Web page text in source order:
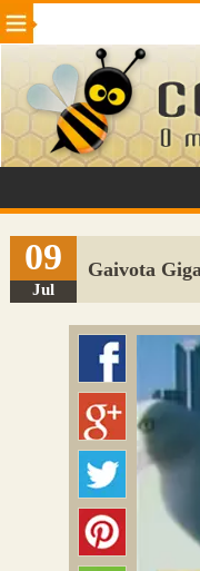
Beleza Cinema e TV
Internet Jogos
VeÃ­culos Adulto
Sugerir Link
Adicionar Blog
Colmeia Exchange
09
Jul
Gaivota